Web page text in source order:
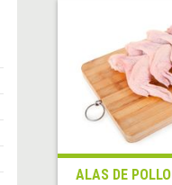
ALAS DE POLLO